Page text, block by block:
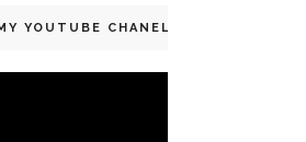
YOUTUBE CHANEL